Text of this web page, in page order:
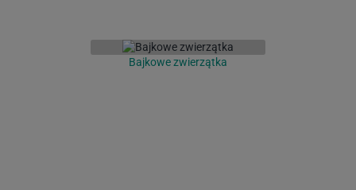
Bajkowe zwierzątka